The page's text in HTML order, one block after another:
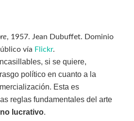
, 1957. Jean Dubuffet. Dominio
vía Flickr.
si se quiere,
político en cuanto a la
Esta es
reglas fundamentales del arte
lucrativo.